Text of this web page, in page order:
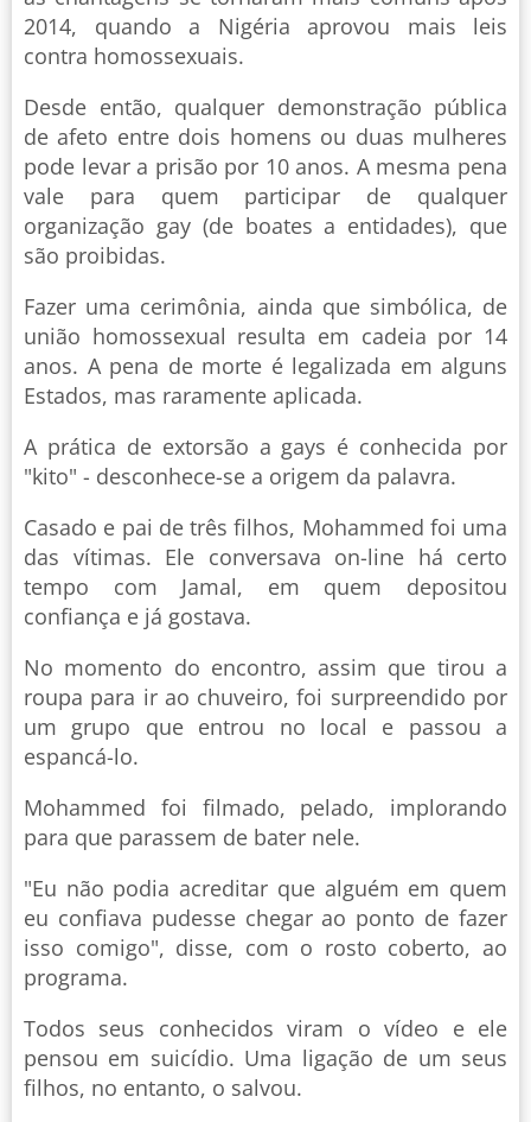
2014, quando a Nigéria aprovou mais leis
contra homossexuais.
Desde então, qualquer demonstração pública
de afeto entre dois homens ou duas mulheres
pode levar a prisão por 10 anos. A mesma pena
vale para quem participar de qualquer
organização gay (de boates a entidades), que
são proibidas.
Fazer uma cerimônia, ainda que simbólica, de
união homossexual resulta em cadeia por 14
anos. A pena de morte é legalizada em alguns
Estados, mas raramente aplicada.
A prática de extorsão a gays é conhecida por
"kito" - desconhece-se a origem da palavra.
Casado e pai de três filhos, Mohammed foi uma
das vítimas. Ele conversava on-line há certo
tempo com Jamal, em quem depositou
confiança e já gostava.
No momento do encontro, assim que tirou a
roupa para ir ao chuveiro, foi surpreendido por
um grupo que entrou no local e passou a
espancá-lo.
Mohammed foi filmado, pelado, implorando
para que parassem de bater nele.
"Eu não podia acreditar que alguém em quem
eu confiava pudesse chegar ao ponto de fazer
isso comigo", disse, com o rosto coberto, ao
programa.
Todos seus conhecidos viram o vídeo e ele
pensou em suicídio. Uma ligação de um seus
filhos, no entanto, o salvou.